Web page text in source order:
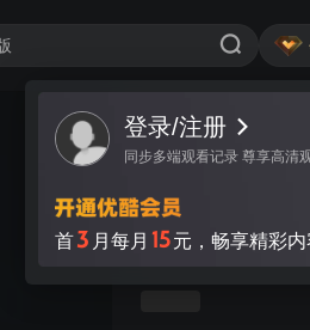
登录/注册
同步多端观看记录 尊享高清
首3 月每月 15元，畅享精彩内